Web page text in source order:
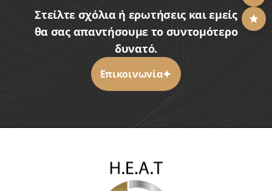
Στείλτε σχόλια ή ερωτήσεις και εμείς
θα σας απαντήσουμε το συντομότερο
δυνατό.
Επικοινωνία